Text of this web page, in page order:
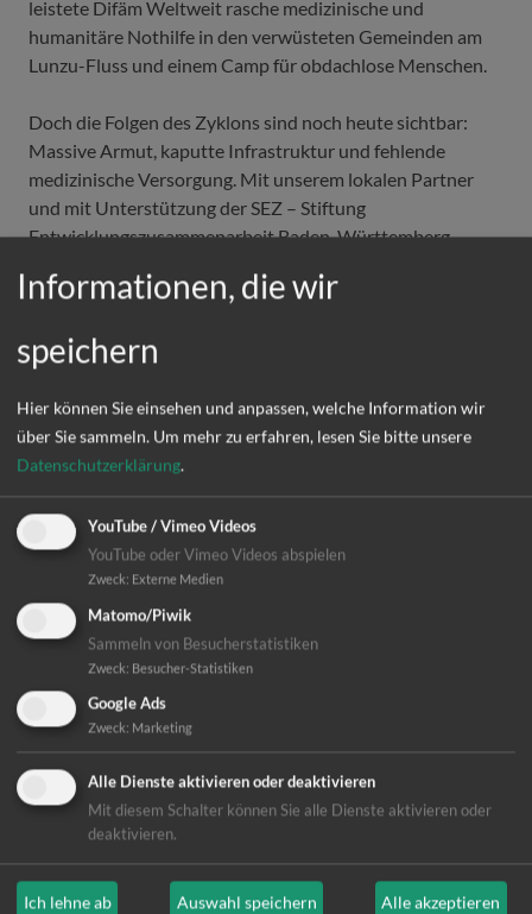
leistete Difäm Weltweit rasche medizinische und
humanitäre Nothilfe in den verwüsteten Gemeinden am
Lunzu-Fluss und einem Camp für obdachlose Menschen.
Doch die Folgen des Zyklons sind noch heute sichtbar:
Massive Armut, kaputte Infrastruktur und fehlende
medizinische Versorgung. Mit unserem lokalen Partner
und mit Unterstützung der SEZ – Stiftung
Entwicklungszusammenarbeit Baden-Württemberg
wiederaufbauen und sie an die veränderten
Menschen vor Ort wollen wir stabilere Häuser, Toiletten
bauen oder restaurieren, sie in Hygiene schulen und den
Hunger durch neue Einkommensmöglichkeiten
bekämpfen.
Damit die Menschen endlich wieder zu einem normalen
Leben zurückkehren können.
Mit finanzieller Unterstützung des Landtages und
des Staatsministeriums Baden-Württemberg über
die Stiftung Entwicklungszusammenarbeit Baden-
Württemberg.
Informationen, die wir
speichern
Hier können Sie einsehen und anpassen, welche Information wir
über Sie sammeln. Um mehr zu erfahren, lesen Sie bitte unsere
Datenschutzerklärung.
YouTube / Vimeo Videos
YouTube oder Vimeo Videos abspielen
Zweck: Externe Medien
Matomo/Piwik
Sammeln von Besucherstatistiken
Zweck: Besucher-Statistiken
Google Ads
Zweck: Marketing
Alle Dienste aktivieren oder deaktivieren
Mit diesem Schalter können Sie alle Dienste aktivieren oder
deaktivieren.
Ich lehne ab Auswahl speichern Alle akzeptieren